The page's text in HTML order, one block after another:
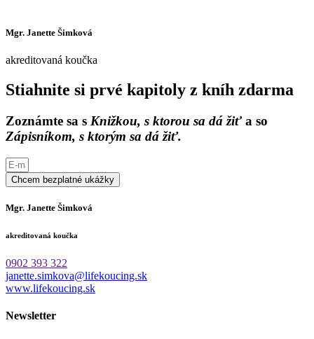
Mgr. Janette Šimková
akreditovaná koučka
Stiahnite si prvé kapitoly z kníh zdarma
Zoznámte sa s Knižkou, s ktorou sa dá žiťa so
Zápisníkom, s ktorým sa dá žiť.
Chcem bezplatné ukážky
Mgr. Janette Šimková
akreditovaná koučka
0902 393 322
janette.simkova@lifekoucing.sk
www.lifekoucing.sk
Newsletter